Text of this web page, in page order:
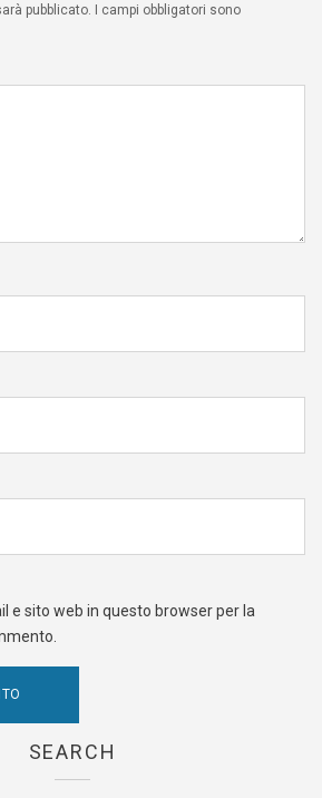
pubblicato. I campi obbligatori sono
e sito web in questo browser per la
SEARCH